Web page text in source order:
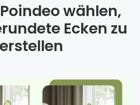
wählen,
Ecken zu
erstellen